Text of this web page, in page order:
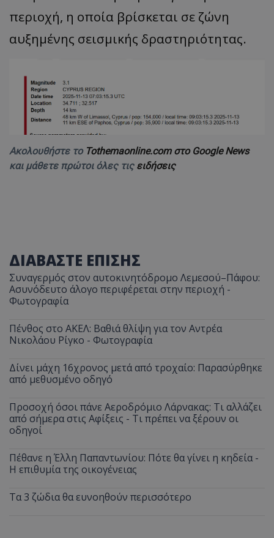
περιοχή, η οποία βρίσκεται σε ζώνη
αυξημένης σεισμικής δραστηριότητας.
Ακολουθήστε το Tothemaonline.com στο Google News
και μάθετε πρώτοι όλες τις ειδήσεις
ΔΙΑΒΑΣΤΕ ΕΠΙΣΗΣ
Συναγερμός στον αυτοκινητόδρομο Λεμεσού–Πάφου:
Ασυνόδευτο άλογο περιφέρεται στην περιοχή -
Φωτογραφία
Πένθος στο ΑΚΕΛ: Βαθιά θλίψη για τον Αντρέα
Νικολάου Ρίγκο - Φωτογραφία
Δίνει μάχη 16χρονος μετά από τροχαίο: Παρασύρθηκε
από μεθυσμένο οδηγό
Προσοχή όσοι πάνε Αεροδρόμιο Λάρνακας: Τι αλλάζει
από σήμερα στις Αφίξεις - Τι πρέπει να ξέρουν οι
οδηγοί
Πέθανε η Έλλη Παπαντωνίου: Πότε θα γίνει η κηδεία -
Η επιθυμία της οικογένειας
Τα 3 ζώδια θα ευνοηθούν περισσότερο